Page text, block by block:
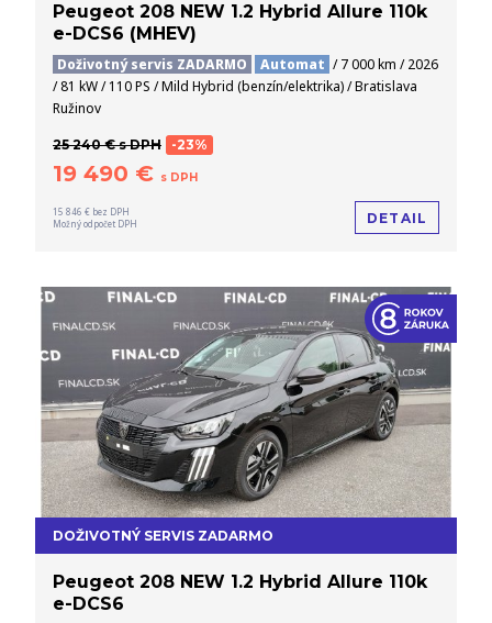
Peugeot 208 NEW 1.2 Hybrid Allure 110k
e-DCS6 (MHEV)
Doživotný servis ZADARMO Automat / 7 000 km / 2026
/ 81 kW / 110 PS / Mild Hybrid (benzín/elektrika) / Bratislava
Ružinov
25 240 € s DPH -23%
19 490 € s DPH
15 846 € bez DPH
Možný odpočet DPH
DETAIL
DOŽIVOTNÝ SERVIS ZADARMO
Peugeot 208 NEW 1.2 Hybrid Allure 110k
e-DCS6